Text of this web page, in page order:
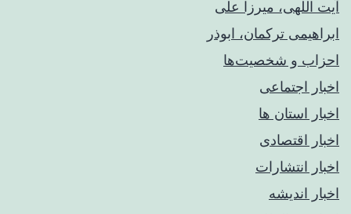
آیت اللهی، میرزا علی
ابراهیمی ترکمان، ابوذر
احزاب و شخصیت‌ها
اخبار اجتماعی
اخبار استان ها
اخبار اقتصادی
اخبار انتشارات
اخبار اندیشه